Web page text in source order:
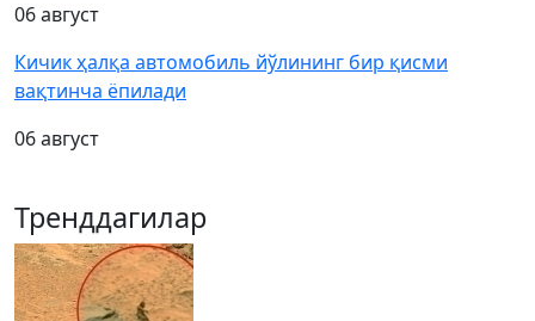
06 август
Кичик ҳалқа автомобиль йўлининг бир қисми
вақтинча ёпилади
06 август
Тренддагилар